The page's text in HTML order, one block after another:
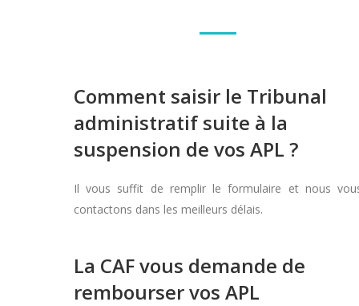
Comment saisir le Tribunal
administratif suite à la
suspension de vos APL ?
Il vous suffit de remplir le formulaire et nous
contactons dans les meilleurs délais.
La CAF vous demande de
rembourser vos APL